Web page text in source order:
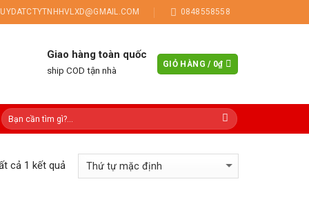
0848558558
Giao hàng toàn quốc
ship COD tận nhà
GIỎ HÀNG / 0₫
cả 1 kết quả